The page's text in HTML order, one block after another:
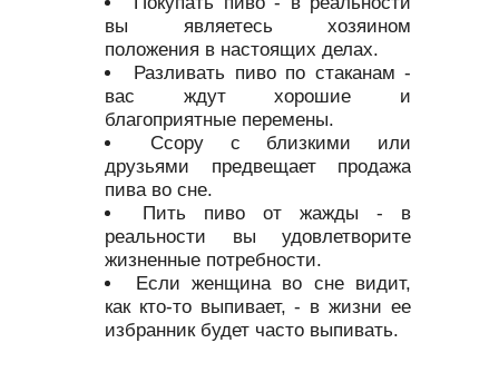
вы являетесь хозяином
положения в настоящих делах.
Разливать пиво по стаканам -
вас ждут хорошие и
благоприятные перемены.
Ссору с близкими или
друзьями предвещает продажа
пива во сне.
Пить пиво от жажды - в
реальности вы удовлетворите
жизненные потребности.
Если женщина во сне видит,
как кто-то выпивает, - в жизни ее
избранник будет часто выпивать.